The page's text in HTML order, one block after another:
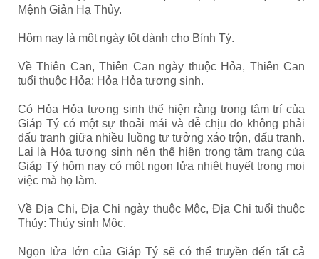
Mệnh Giản Hạ Thủy.
Hôm nay là một ngày tốt dành cho Bính Tý.
Về Thiên Can, Thiên Can ngày thuộc Hỏa, Thiên Can
tuổi thuộc Hỏa: Hỏa Hỏa tương sinh.
Có Hỏa Hỏa tương sinh thể hiện rằng trong tâm trí của
Giáp Tý có một sự thoải mái và dễ chịu do không phải
đấu tranh giữa nhiều luồng tư tưởng xáo trộn, đấu tranh.
Lại là Hỏa tương sinh nên thể hiện trong tâm trạng của
Giáp Tý hôm nay có một ngọn lửa nhiệt huyết trong mọi
việc mà họ làm.
Về Địa Chi, Địa Chi ngày thuộc Mộc, Địa Chi tuổi thuộc
Thủy: Thủy sinh Mộc.
Ngọn lửa lớn của Giáp Tý sẽ có thể truyền đến tất cả